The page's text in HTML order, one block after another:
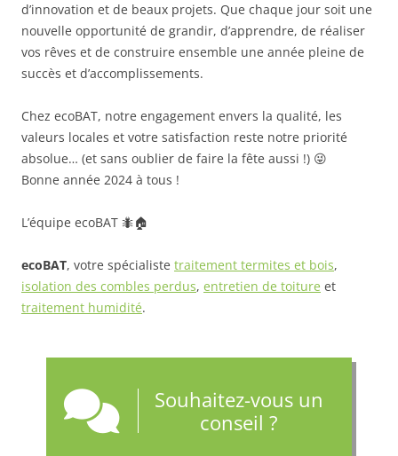
d’innovation et de beaux projets. Que chaque jour soit une
nouvelle opportunité de grandir, d’apprendre, de réaliser
vos rêves et de construire ensemble une année pleine de
succès et d’accomplissements.
Chez ecoBAT, notre engagement envers la qualité, les
valeurs locales et votre satisfaction reste notre priorité
absolue… (et sans oublier de faire la fête aussi !) 😜
Bonne année 2024 à tous !
L’équipe ecoBAT 🐜🏠
ecoBAT, votre spécialiste traitement termites et bois,
isolation des combles perdus, entretien de toiture et
traitement humidité.
Souhaitez-vous un
conseil ?